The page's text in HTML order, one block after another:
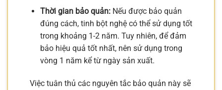
Thời gian bảo quản:Nếu được bảo quản
đúng cách, tinh bột nghệ có thể sử dụng tốt
trong khoảng 1-2 năm. Tuy nhiên, để đảm
bảo hiệu quả tốt nhất, nên sử dụng trong
vòng 1 năm kể từ ngày sản xuất.
Việc tuân thủ các nguyên tắc bảo quản này sẽ